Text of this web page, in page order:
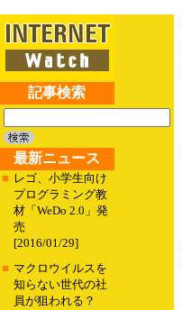
記事検索
最新ニュース
■ レゴ、小学生向け
プログラミング教
材「WeDo 2.0」発
売
[2016/01/29]
■ マクロウイルスを
知らない世代の社
員が狙われる？